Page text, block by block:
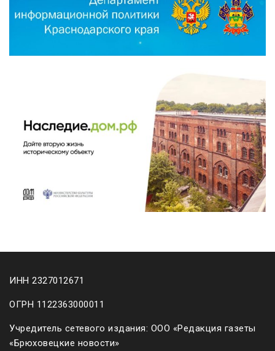
ИНН 2327012671
ОГРН 1122363000011
Учредитель сетевого издания: ООО «Редакция газеты
«Брюховецкие новости»